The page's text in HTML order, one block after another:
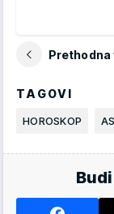
Prethodna
TAGOVI
HOROSKOP